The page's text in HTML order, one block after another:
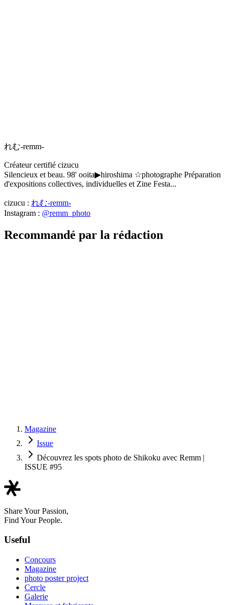
れむ-remm-
Créateur certifié cizucu
Silencieux et beau. 98' ooita▶︎hiroshima ☆photographe Préparation
d'expositions collectives, individuelles et Zine Festa...
cizucu : れむ-remm-
Instagram : @remm_photo
Recommandé par la rédaction
Magazine
Issue
Découvrez les spots photo de Shikoku avec Remm |
ISSUE #95
Share Your Passion,
Find Your People.
Useful
Concours
Magazine
photo poster project
Cercle
Galerie